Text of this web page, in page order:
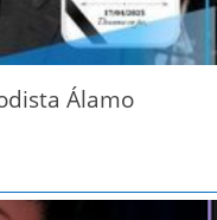
Álamo